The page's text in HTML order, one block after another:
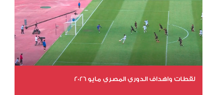
لقطات واهداف الدوري المصري مايو 2026